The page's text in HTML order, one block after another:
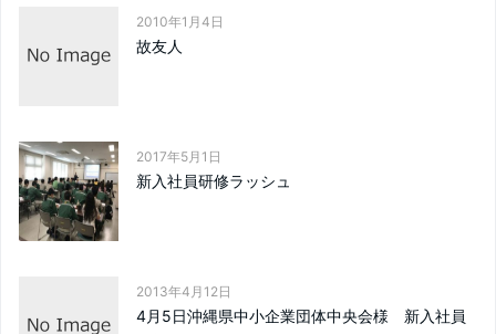
2010年1月4日
故友人
2017年5月1日
新入社員研修ラッシュ
2013年4月12日
4月5日沖縄県中小企業団体中央会様 新入社員